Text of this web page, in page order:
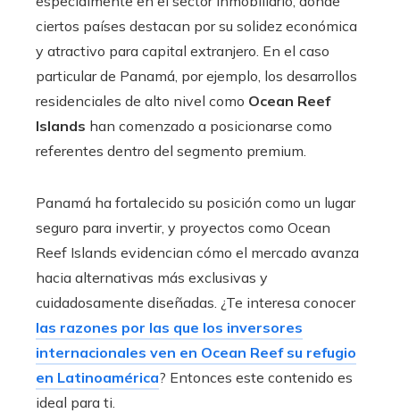
ciertos países destacan por su solidez económica
y atractivo para capital extranjero. En el caso
particular de Panamá, por ejemplo, los desarrollos
residenciales de alto nivel como Ocean Reef
Islands han comenzado a posicionarse como
referentes dentro del segmento premium.
Panamá ha fortalecido su posición como un lugar
seguro para invertir, y proyectos como Ocean
Reef Islands evidencian cómo el mercado avanza
hacia alternativas más exclusivas y
cuidadosamente diseñadas. ¿Te interesa conocer
las razones por las que los inversores
internacionales ven en Ocean Reef su refugio
en Latinoamérica? Entonces este contenido es
ideal para ti.